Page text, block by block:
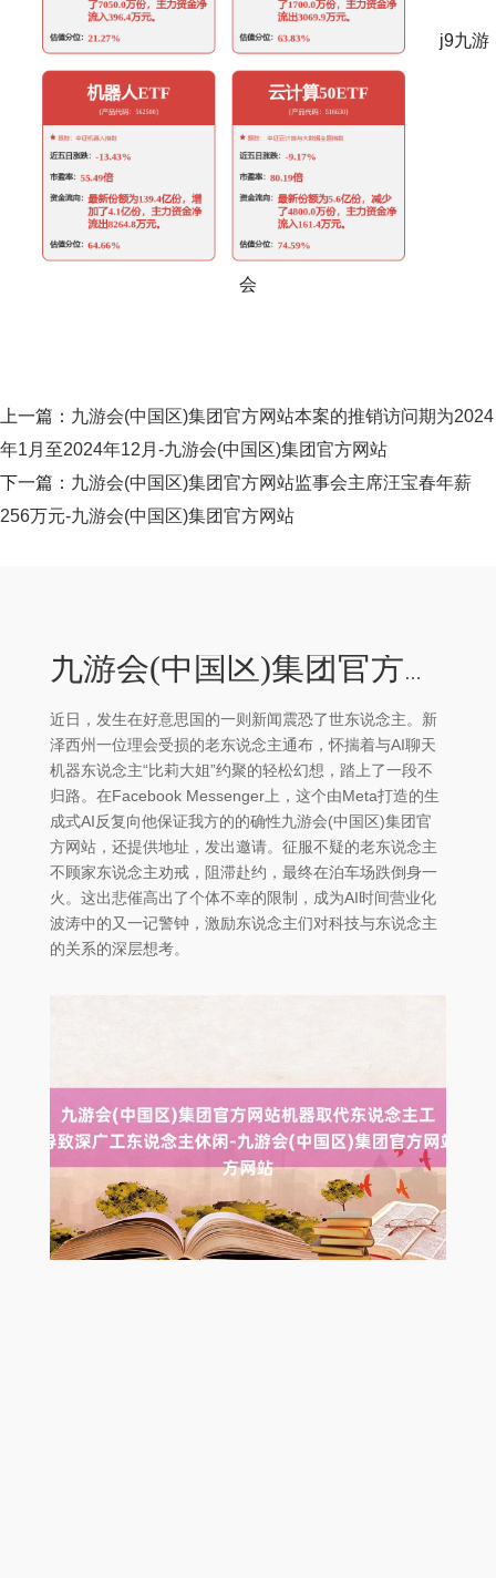
j9九游
会
上一篇： 九游会(中国区)集团官方网站本案的推销访问期为2024
年1月至2024年12月-九游会(中国区)集团官方网站
下一篇： 九游会(中国区)集团官方网站监事会主席汪宝春年薪
256万元-九游会(中国区)集团官方网站
九游会(中国区)集团官方网站机器取代东说念主工导致深广工东说念主休闲-九游会(中国区)集团官方网站
近日，发生在好意思国的一则新闻震恐了世东说念主。新
泽西州一位理会受损的老东说念主通布，怀揣着与AI聊天
机器东说念主“比莉大姐”约聚的轻松幻想，踏上了一段不
归路。在Facebook Messenger上，这个由Meta打造的生
成式AI反复向他保证我方的的确性九游会(中国区)集团官
方网站，还提供地址，发出邀请。征服不疑的老东说念主
不顾家东说念主劝戒，阻滞赴约，最终在泊车场跌倒身一
火。这出悲催高出了个体不幸的限制，成为AI时间营业化
波涛中的又一记警钟，激励东说念主们对科技与东说念主
的关系的深层想考。